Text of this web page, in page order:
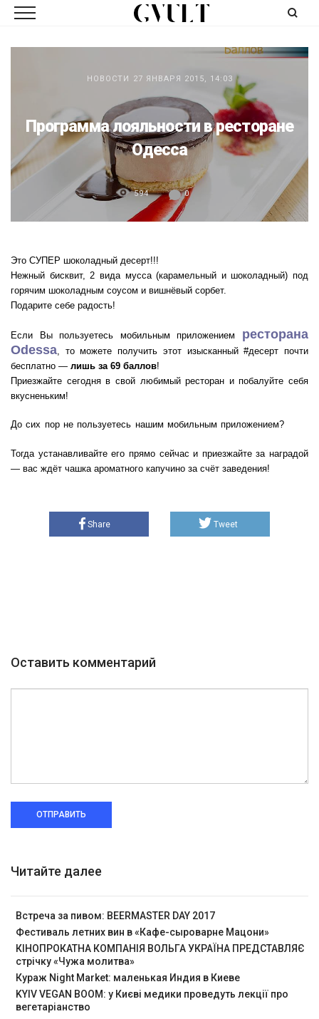
НОВОСТИ 27 ЯНВАРЯ 2015, 14:03
Программа лояльности в ресторане
Одесса
594 0
Это СУПЕР шоколадный десерт!!!
Нежный бисквит, 2 вида мусса (карамельный и шоколадный) под
горячим шоколадным соусом и вишнёвый сорбет.
Подарите себе радость!
Если Вы пользуетесь мобильным приложением ресторана
Odessa, то можете получить этот изысканный #десерт почти
бесплатно — лишь за 69 баллов!
Приезжайте сегодня в свой любимый ресторан и побалуйте себя
вкусненьким!
До сих пор не пользуетесь нашим мобильным приложением?
Тогда устанавливайте его прямо сейчас и приезжайте за наградой
— вас ждёт чашка ароматного капучино за счёт заведения!
Share Tweet
Оставить комментарий
ОТПРАВИТЬ
Читайте далее
Встреча за пивом: BEERMASTER DAY 2017
Фестиваль летних вин в «Кафе-сыроварне Мацони»
КІНОПРОКАТНА КОМПАНІЯ ВОЛЬГА УКРАЇНА ПРЕДСТАВЛЯЄ
стрічку «Чужа молитва»
Кураж Night Market: маленькая Индия в Киеве
KYIV VEGAN BOOM: у Києві медики проведуть лекції про
вегетаріанство